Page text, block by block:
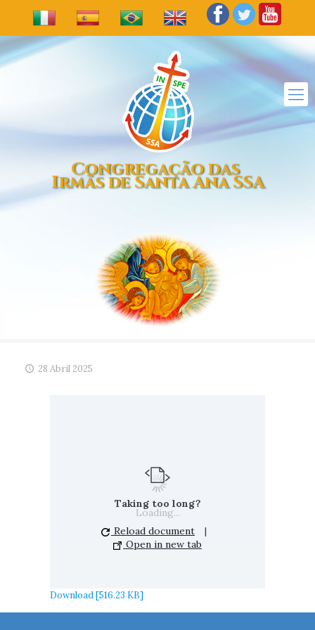
Congregação das
Irmãs de Santa Ana SSA
28 Abril 2025
Loading...
Taking too long?
Reload document
|
Open in new tab
Download [516.23 KB]